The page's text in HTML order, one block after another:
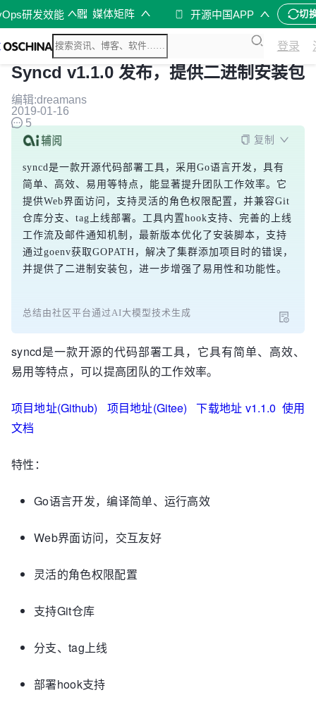
研发效能 媒体矩阵 开源中国APP 切
登录
Syncd v1.1.0 发布，提供二进制安装包
编辑:dreamans
2019-01-16
5
复制
syncd是一款开源代码部署工具，采用Go语言开发，具有
简单、高效、易用等特点，能显著提升团队工作效率。它
提供Web界面访问，支持灵活的角色权限配置，并兼容Git
仓库分支、tag上线部署。工具内置hook支持、完善的上线
工作流及邮件通知机制，最新版本优化了安装脚本，支持
通过goenv获取GOPATH，解决了集群添加项目时的错误，
并提供了二进制安装包，进一步增强了易用性和功能性。
总结由社区平台通过AI大模型技术生成
syncd是一款开源的代码部署工具，它具有简单、高效、
易用等特点，可以提高团队的工作效率。
项目地址(Github) 项目地址(Gitee) 下载地址 v1.1.0 使用
文档
特性：
Go语言开发，编译简单、运行高效
Web界面访问，交互友好
灵活的角色权限配置
支持Git仓库
分支、tag上线
部署hook支持